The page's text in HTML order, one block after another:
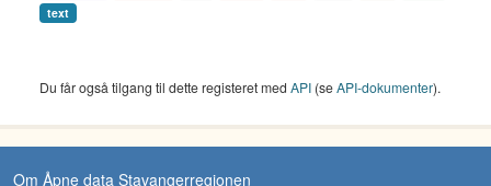
text
Du får også tilgang til dette registeret med API (seAPI-dokumenter).
Om Åpne data Stavangerregionen